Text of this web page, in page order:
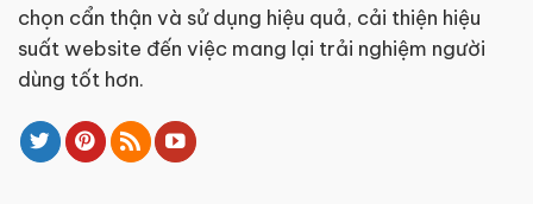
chọn cẩn thận và sử dụng hiệu quả, cải thiện hiệu
suất website đến việc mang lại trải nghiệm người
dùng tốt hơn.